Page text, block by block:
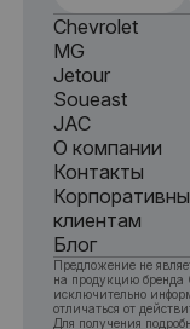
Chevrolet
MG
Jetour
Soueast
JAC
О компании
Контакты
клиентам
Блог
Предложение не
на продукцию бренда
исключительно
отличаться от
Для получения